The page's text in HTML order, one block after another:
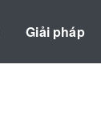
Giải pháp